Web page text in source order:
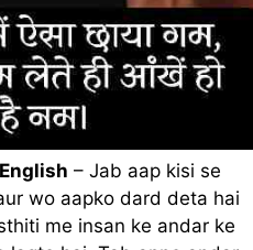
– Jab aap kisi se
wo aapko dard deta hai
me insan ke andar ke